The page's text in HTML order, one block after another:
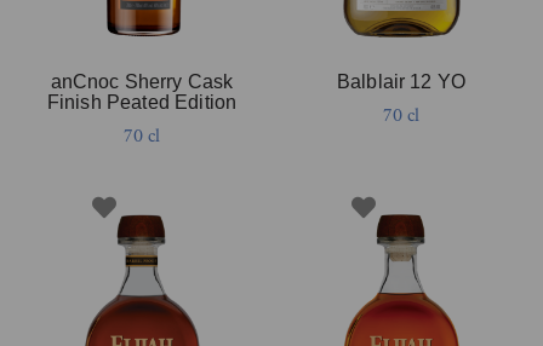
anCnoc Sherry Cask
Finish Peated Edition
70 cl
Balblair 12 YO
70 cl